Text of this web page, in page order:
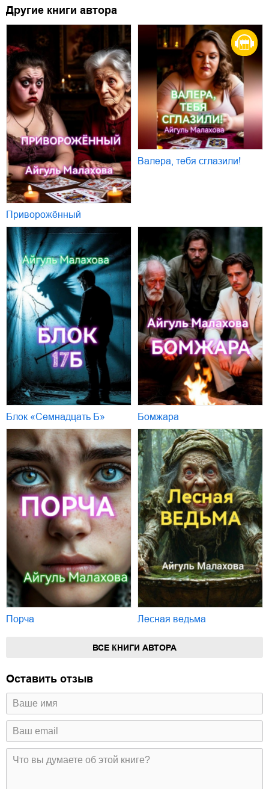
Другие книги автора
Приворожённый
Валера, тебя сглазили!
Блок «Семнадцать Б» Бомжара
Порча Лесная ведьма
ВСЕ КНИГИ АВТОРА
Оставить отзыв